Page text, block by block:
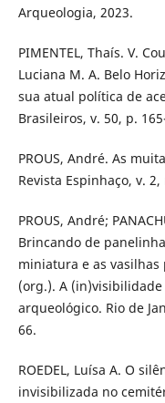
Arqueologia, 2023.
PIMENTEL, Thaís. V.
Luciana M. A. Belo
sua atual política de
Brasileiros, v. 50, p.
PROUS, André. As
Revista Espinhaço, v.
PROUS, André;
Brincando de
miniatura e as vasilhas
(org.). A
arqueológico. Rio de
66.
ROEDEL, Luísa A. O
invisibilizada no